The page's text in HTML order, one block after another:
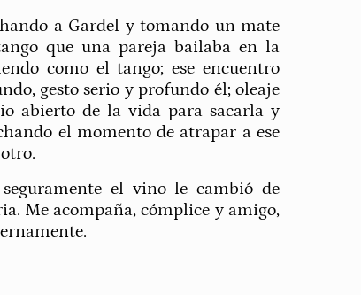
a Gardel y tomando un mate
que una pareja bailaba en la
como el tango; ese encuentro
gesto serio y profundo él; oleaje
abierto de la vida para sacarla y
el momento de atrapar a ese
el vino le cambió de
Me acompaña, cómplice y amigo,